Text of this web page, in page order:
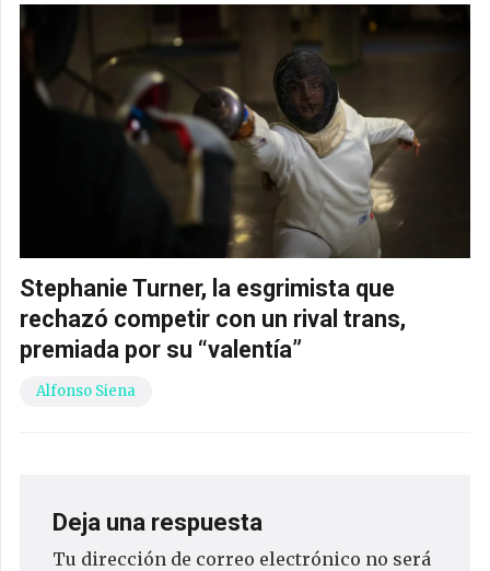
Stephanie Turner, la esgrimista que
rechazó competir con un rival trans,
premiada por su “valentía”
Alfonso Siena
Deja una respuesta
Tu dirección de correo electrónico no será